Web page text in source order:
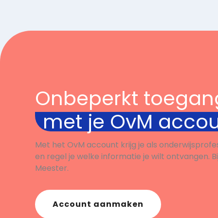
Onbeperkt
met je OvM
Met het OvM account krijg je als
en regel je welke informatie je wilt ontvangen.
Meester.
Account aanmaken